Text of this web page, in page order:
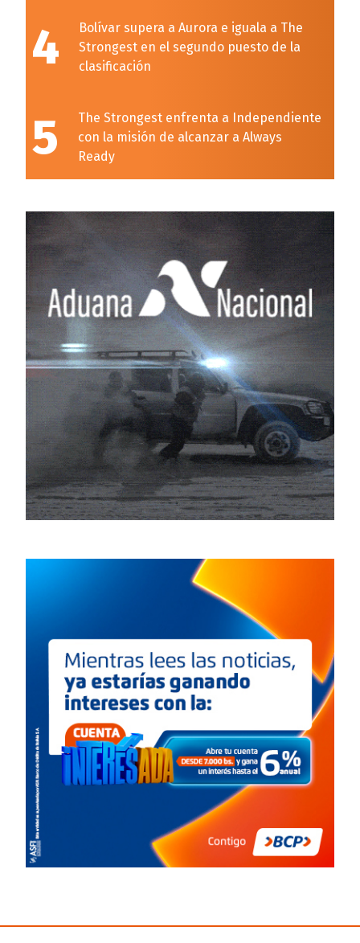
4
Bolívar supera a Aurora e iguala a The
Strongest en el segundo puesto de la
clasificación
5
The Strongest enfrenta a Independiente
con la misión de alcanzar a Always
Ready